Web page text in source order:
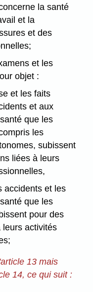
la santé
et la
et des
et les
objet :
et les faits
et aux
que les
les
subissent
liées à leurs
accidents et les
que les
pour des
leurs activités
13 mais
14, ce qui suit :